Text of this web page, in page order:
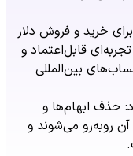
خرید و فروش دلار
قابل‌اعتماد و
بین‌المللی
حذف ابهام‌ها و
آن روبه‌رو می‌شوند و